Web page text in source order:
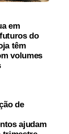
em
do
têm
volumes
de
ajudam